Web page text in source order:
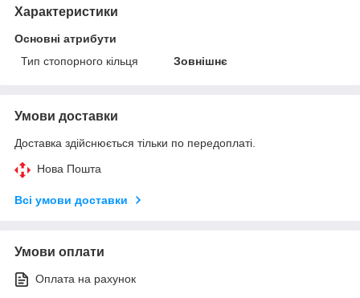
Характеристики
Основні атрибути
Тип стопорного кільця
Зовнішнє
Умови доставки
Доставка здійснюється тільки по передоплаті.
Нова Пошта
Всі умови доставки
Умови оплати
Оплата на рахунок